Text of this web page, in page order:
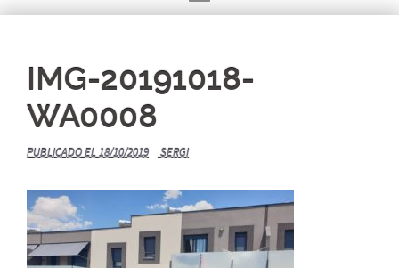
IMG-20191018-
WA0008
PUBLICADO EL18/10/2019 SERGI